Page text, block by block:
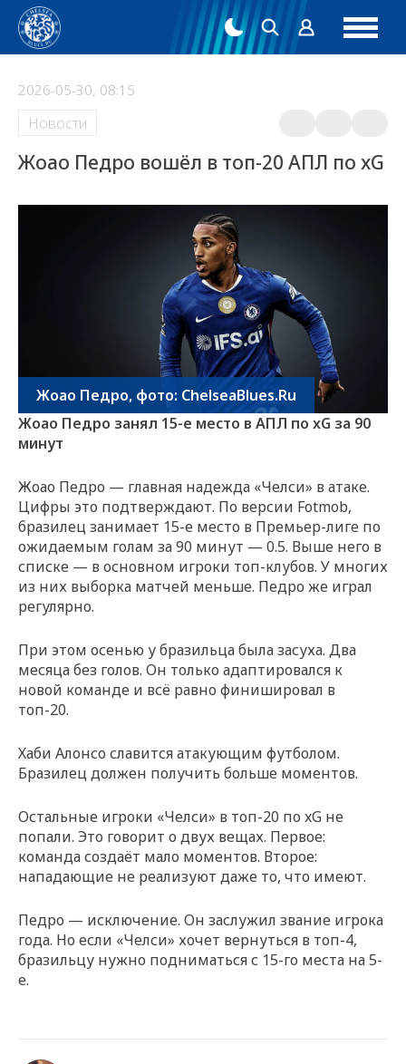
2026-05-30, 08:15
Новости
Жоао Педро вошёл в топ-20 АПЛ по xG
Жоао Педро, фото: ChelseaBlues.Ru
Жоао Педро занял 15-е место в АПЛ по xG за 90
минут
Жоао Педро — главная надежда «Челси» в атаке.
Цифры это подтверждают. По версии Fotmob,
бразилец занимает 15-е место в Премьер-лиге по
ожидаемым голам за 90 минут — 0.5. Выше него в
списке — в основном игроки топ-клубов. У многих
из них выборка матчей меньше. Педро же играл
регулярно.
При этом осенью у бразильца была засуха. Два
месяца без голов. Он только адаптировался к
новой команде и всё равно финишировал в
топ-20.
Хаби Алонсо славится атакующим футболом.
Бразилец должен получить больше моментов.
Остальные игроки «Челси» в топ-20 по xG не
попали. Это говорит о двух вещах. Первое:
команда создаёт мало моментов. Второе:
нападающие не реализуют даже то, что имеют.
Педро — исключение. Он заслужил звание игрока
года. Но если «Челси» хочет вернуться в топ-4,
бразильцу нужно подниматься с 15-го места на 5-
е.